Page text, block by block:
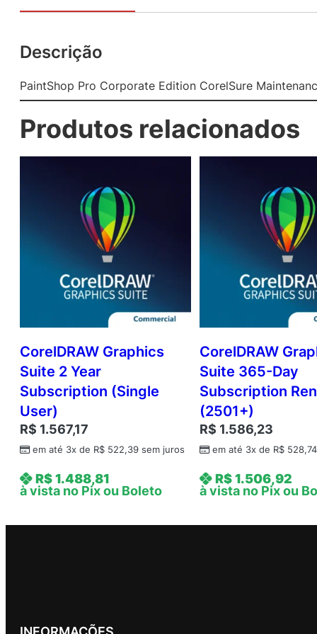
Descrição
PaintShop Pro Corporate Edition CorelSure
Produtos relacionados
CorelDRAW Graphics
Suite 2 Year
Subscription (Single
User)
R$ 1.567,17
em até 3x de R$ 522,39 sem juros
R$1.488,81
à vista no Pix ou Boleto
CorelDRAW
Suite 365-Day
Subscription
(2501+)
R$ 1.586,23
em até 3x de R$ 528,74
R$1.506,92
à vista no Pix ou